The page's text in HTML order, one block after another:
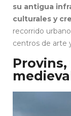
su antigua
culturales y
recorrido
centros de arte